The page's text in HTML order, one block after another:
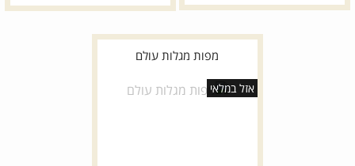
מפות מגלות עולם
אזל במלאי